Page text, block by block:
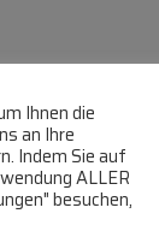
Ihnen die
an Ihre
Indem Sie auf
ALLER
besuchen,